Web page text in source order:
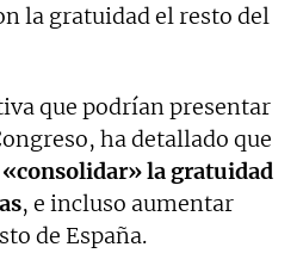
la gratuidad el resto del
que podrían presentar
ha detallado que
«consolidar» la gratuidad
, e incluso aumentar
de España.